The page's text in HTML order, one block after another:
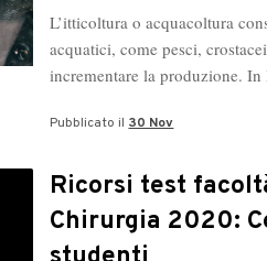
L’itticoltura o acquacoltura
acquatici, come pesci,
incrementare la produzione.
Pubblicato il 30 Nov
Ricorsi test
Chirurgia 2020: